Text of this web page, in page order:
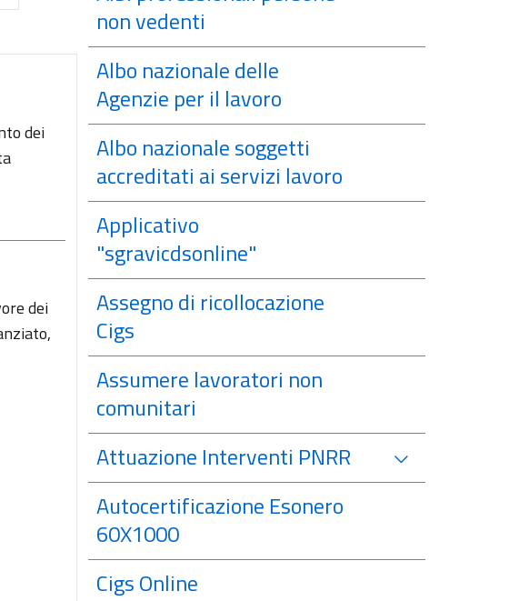
dei
dei
non vedenti
Albo nazionale delle
Agenzie per il lavoro
Albo nazionale soggetti
accreditati ai servizi lavoro
Applicativo
"sgravicdsonline"
Assegno di ricollocazione
Cigs
Assumere lavoratori non
comunitari
Attuazione Interventi PNRR
Autocertificazione Esonero
60X1000
Cigs Online